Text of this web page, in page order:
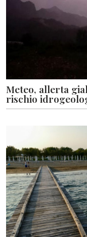
Meteo, allerta
rischio